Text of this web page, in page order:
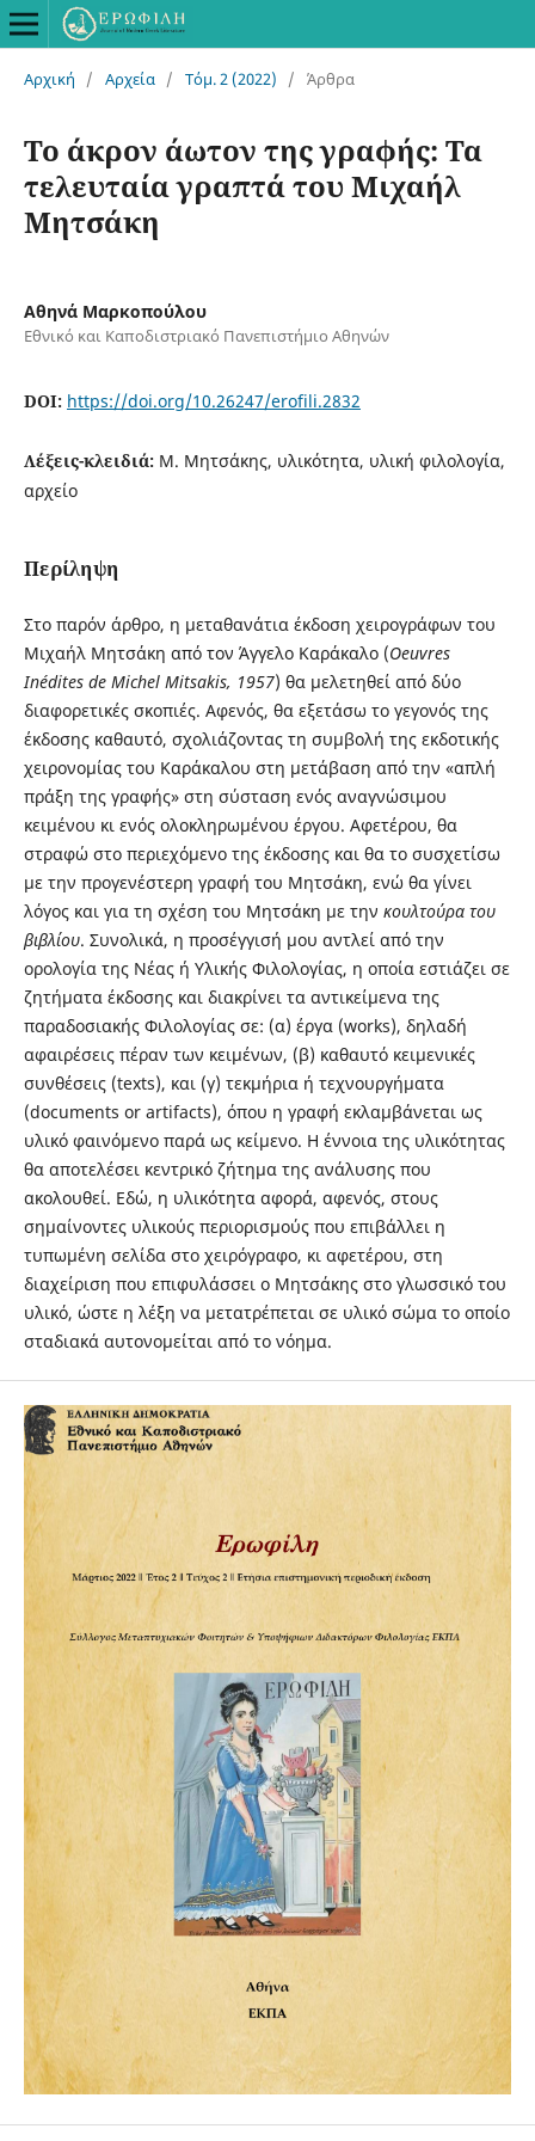
Αρχική / Αρχεία / Τόμ. 2 (2022) / Άρθρα
Το άκρον άωτον της γραφής: Τα
τελευταία γραπτά του Μιχαήλ
Μητσάκη
Αθηνά Μαρκοπούλου
Εθνικό και Καποδιστριακό Πανεπιστήμιο Αθηνών
DOI: https://doi.org/10.26247/erofili.2832
Λέξεις-κλειδιά: Μ. Μητσάκης, υλικότητα, υλική φιλολογία,
αρχείο
Περίληψη
Στο παρόν άρθρο, η μεταθανάτια έκδοση χειρογράφων του
Μιχαήλ Μητσάκη από τον Άγγελο Καράκαλο (Oeuvres
Ιnédites de Michel Mitsakis, 1957) θα μελετηθεί από δύο
διαφορετικές σκοπιές. Αφενός, θα εξετάσω το γεγονός της
έκδοσης καθαυτό, σχολιάζοντας τη συμβολή της εκδοτικής
χειρονομίας του Καράκαλου στη μετάβαση από την «απλή
πράξη της γραφής» στη σύσταση ενός αναγνώσιμου
κειμένου κι ενός ολοκληρωμένου έργου. Αφετέρου, θα
στραφώ στο περιεχόμενο της έκδοσης και θα το συσχετίσω
με την προγενέστερη γραφή του Μητσάκη, ενώ θα γίνει
λόγος και για τη σχέση του Μητσάκη με την κουλτούρα του
βιβλίου. Συνολικά, η προσέγγισή μου αντλεί από την
ορολογία της Νέας ή Υλικής Φιλολογίας, η οποία εστιάζει σε
ζητήματα έκδοσης και διακρίνει τα αντικείμενα της
παραδοσιακής Φιλολογίας σε: (α) έργα (works), δηλαδή
αφαιρέσεις πέραν των κειμένων, (β) καθαυτό κειμενικές
συνθέσεις (texts), και (γ) τεκμήρια ή τεχνουργήματα
(documents or artifacts), όπου η γραφή εκλαμβάνεται ως
υλικό φαινόμενο παρά ως κείμενο. Η έννοια της υλικότητας
θα αποτελέσει κεντρικό ζήτημα της ανάλυσης που
ακολουθεί. Εδώ, η υλικότητα αφορά, αφενός, στους
σημαίνοντες υλικούς περιορισμούς που επιβάλλει η
τυπωμένη σελίδα στο χειρόγραφο, κι αφετέρου, στη
διαχείριση που επιφυλάσσει ο Μητσάκης στο γλωσσικό του
υλικό, ώστε η λέξη να μετατρέπεται σε υλικό σώμα το οποίο
σταδιακά αυτονομείται από το νόημα.